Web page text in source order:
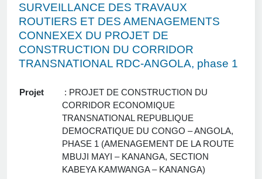
SURVEILLANCE DES TRAVAUX
ROUTIERS ET DES AMENAGEMENTS
CONNEXEX DU PROJET DE
CONSTRUCTION DU CORRIDOR
TRANSNATIONAL RDC-ANGOLA, phase 1
Projet
: PROJET DE CONSTRUCTION DU
CORRIDOR ECONOMIQUE
TRANSNATIONAL REPUBLIQUE
DEMOCRATIQUE DU CONGO – ANGOLA,
PHASE 1 (AMENAGEMENT DE LA ROUTE
MBUJI MAYI – KANANGA, SECTION
KABEYA KAMWANGA – KANANGA)